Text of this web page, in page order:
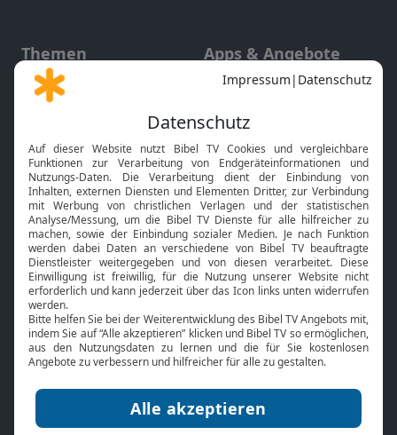
Themen
Gott und Bibel erklärt
Neuigkeiten
Apps & Angebote
Mobile App
Smart TV
HbbTV
Bibelthek Online-Bibel
Nächster Gottesdienst
Bibel TV
Über uns
Jobs
Mediadaten
Service
Kontakt
TV-Empfang